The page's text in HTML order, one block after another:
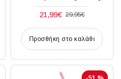
21,99€ 29,95€
Προσθήκη στο καλάθι